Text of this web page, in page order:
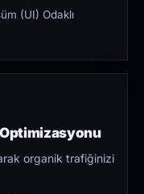
(UI) Odaklı
organik trafiğinizi